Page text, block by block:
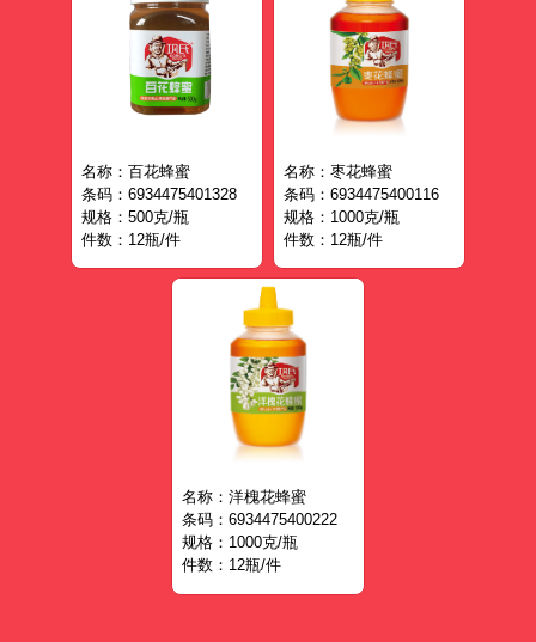
名称：百花蜂蜜
条码：6934475401328
规格：500克/瓶
件数：12瓶/件
名称：枣花蜂蜜
条码：6934475400116
规格：1000克/瓶
件数：12瓶/件
名称：洋槐花蜂蜜
条码：6934475400222
规格：1000克/瓶
件数：12瓶/件